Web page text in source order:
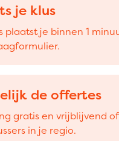
je klus
plaatst je binnen 1
de offertes
gratis en vrijblijvend
in je regio.